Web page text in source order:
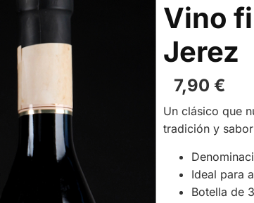
Vino
Jerez
7,90 €
Un clásico que
tradición y
Ideal para
Botella de